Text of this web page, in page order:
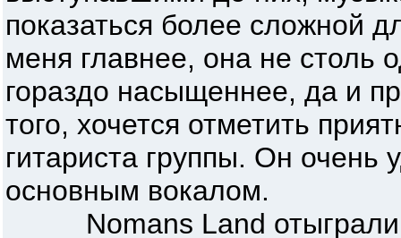
показаться более сложной
меня главнее, она не столь
гораздо насыщеннее, да и
того, хочется отметить
гитариста группы. Он очень
основным вокалом.
Nomans Land отыграли